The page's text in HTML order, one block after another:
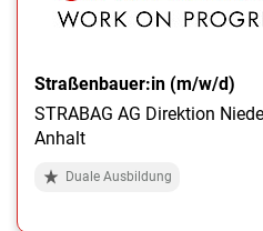
Straßenbauer:in (m/w/d)
STRABAG AG Direktion
Anhalt
Duale Ausbildung